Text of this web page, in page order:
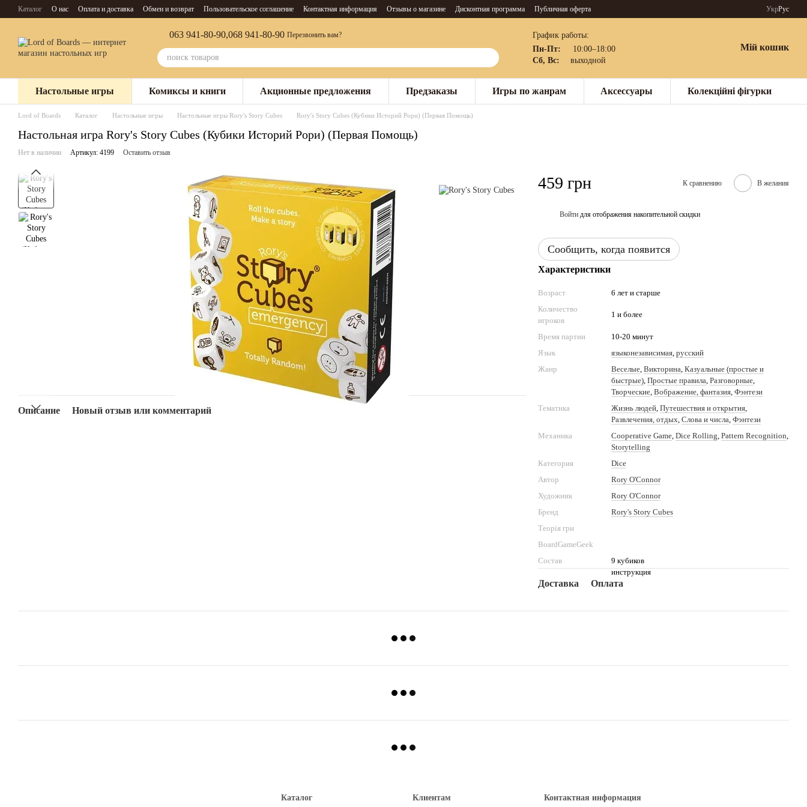
Перейти к основному контенту
Каталог О нас Оплата и доставка Обмен и возврат Пользовательское соглашение Контактная информация Отзывы о магазине Дисконтная программа Публичная оферта УкрРус
063 941-80-90,068 941-80-90 Перезвонить вам?
График работы:
Пн-Пт:
10:00–18:00
Сб, Вс:
выходной
Мій кошик
Настольные игры Комиксы и книги Акционные предложения Предзаказы Игры по жанрам Аксессуары Колекційні фігурки
Lord of Boards Каталог Настольные игры Настольные игры Rory's Story Cubes Rory's Story Cubes (Кубики Историй Рори) (Первая Помощь)
Настольная игра Rory's Story Cubes (Кубики Историй Рори) (Первая Помощь)
Нет в наличии Артикул: 4199 Оставить отзыв
Описание Новый отзыв или комментарий
459 грн К сравнению В желания
Войти для отображения накопительной скидки
Сообщить, когда появится
Характеристики
Возраст
6 лет и старше
Количество
игроков
1 и более
Время партии
10-20 минут
Язык
языконезависимая, русский
Жанр
Веселые, Викторина, Казуальные (простые и
быстрые), Простые правила, Разговорные,
Творческие, Вображение, фантазия, Фэнтези
Тематика
Жизнь людей, Путешествия и открытия,
Развлечения, отдых, Слова и числа, Фэнтези
Механика
Cooperative Game, Dice Rolling, Pattern Recognition,
Storytelling
Категория
Dice
Автор
Rory O'Connor
Художник
Rory O'Connor
Бренд
Rory's Story Cubes
Теорія гри
BoardGameGeek
Состав
9 кубиков
инструкция
Доставка Оплата
Каталог Клиентам Контактная информация